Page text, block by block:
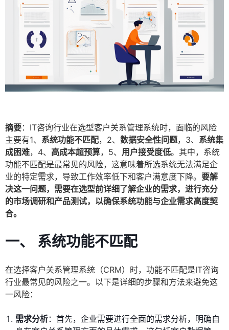
摘要：IT咨询行业在选型客户关系管理系统时，面临的风险
主要有1、 系统功能不匹配，2、 数据安全性问题，3、 系统集
成困难，4、 高成本超预算，5、 用户接受度低。其中，系统
功能不匹配是最常见的风险，这意味着所选系统无法满足企
业的特定需求，导致工作效率低下和客户满意度下降。 要解
决这一问题，需要在选型前详细了解企业的需求，进行充分
的市场调研和产品测试，以确保系统功能与企业需求高度契
合。
一、 系统功能不匹配
在选择客户关系管理系统（CRM）时，功能不匹配是IT咨询
行业最常见的风险之一。以下是详细的步骤和方法来避免这
一风险：
需求分析：首先，企业需要进行全面的需求分析，明确自